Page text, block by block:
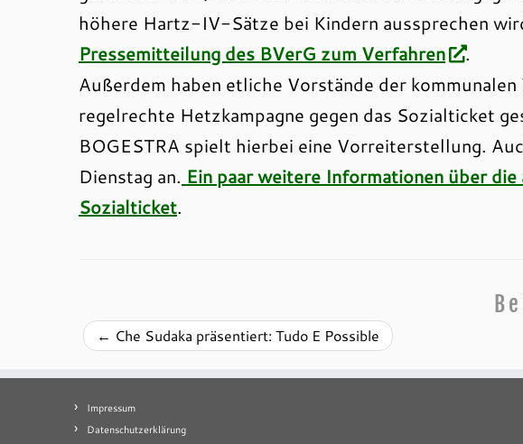
höhere Hartz-IV-Sätze bei Kindern aussprechen
Pressemitteilung des BVerG zum Verfahren
.
Außerdem haben etliche Vorstände der
regelrechte Hetzkampagne gegen das Sozialticket
BOGESTRA spielt hierbei eine Vorreiterstellung.
Dienstag an. Ein paar weitere Informationen über
Sozialticket.
← Che Sudaka präsentiert: Tudo E Possible
Impressum
Datenschutzerklärung